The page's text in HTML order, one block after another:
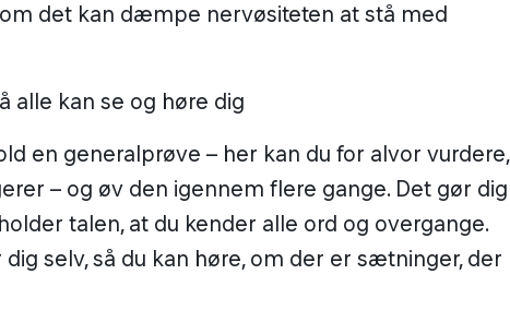
det kan dæmpe nervøsiteten at stå med
alle kan se og høre dig
en generalprøve – her kan du for alvor vurdere,
– og øv den igennem flere gange. Det gør dig
talen, at du kender alle ord og overgange.
selv, så du kan høre, om der er sætninger, der